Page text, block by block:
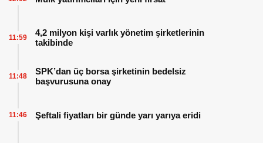
4,2 milyon kişi varlık yönetim şirketlerinin
takibinde
11:59
SPK’dan üç borsa şirketinin bedelsiz
başvurusuna onay
11:48
Şeftali fiyatları bir günde yarı yarıya eridi
11:46